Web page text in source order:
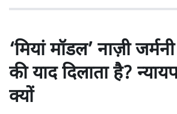
‘मियां मॉडल’ नाज़ी
की याद दिलाता है?
क्यों